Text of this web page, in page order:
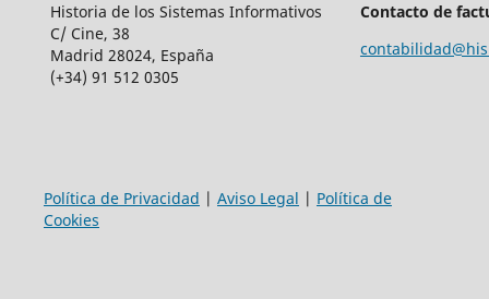
Historia de los Sistemas Informativos
C/ Cine, 38
Madrid 28024, España
(+34) 91 512 0305
Contacto de
Política de Privacidad | Aviso Legal | Política de
Cookies